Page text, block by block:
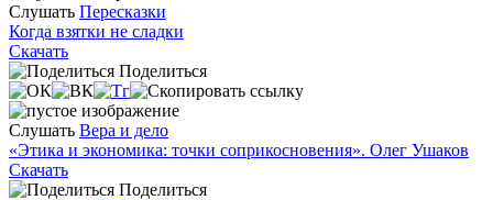
Слушать Пересказки
Когда взятки не сладки
Скачать
Поделиться
Слушать Вера и дело
«Этика и экономика: точки соприкосновения». Олег Ушаков
Скачать
Поделиться